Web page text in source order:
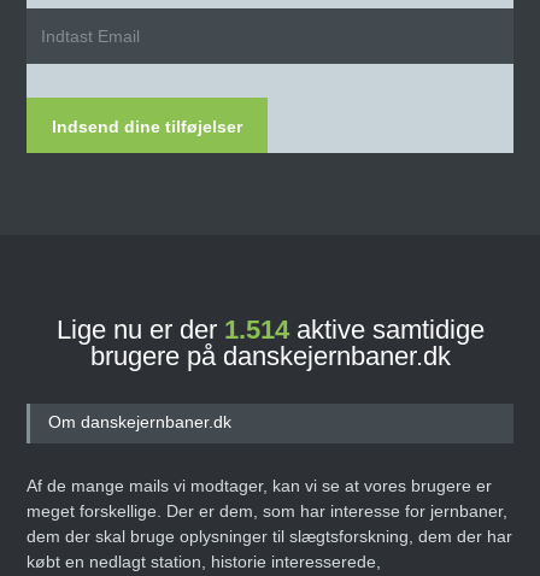
Indsend dine tilføjelser
Lige nu er der 1.514aktive samtidige
brugere på danskejernbaner.dk
Om danskejernbaner.dk
Af de mange mails vi modtager, kan vi se at vores brugere er
meget forskellige. Der er dem, som har interesse for jernbaner,
dem der skal bruge oplysninger til slægtsforskning, dem der har
købt en nedlagt station, historie interesserede,